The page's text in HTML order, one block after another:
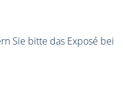
Sie bitte das Exposé bei